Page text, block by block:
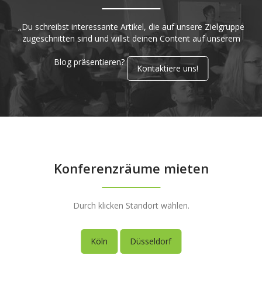
„Du schreibst interessante Artikel, die auf unsere Zielgruppe
zugeschnitten sind und willst deinen Content auf unserem
Blog präsentieren?
Kontaktiere uns!
Konferenzräume mieten
Durch klicken Standort wählen.
Köln Düsseldorf